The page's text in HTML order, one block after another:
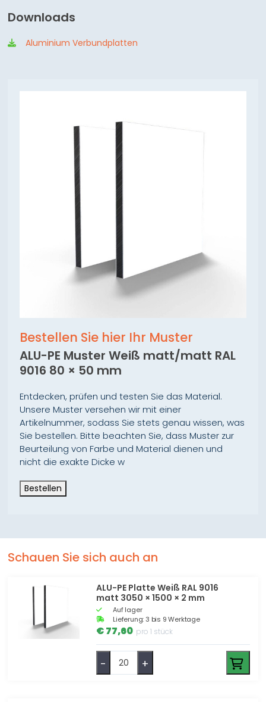
Downloads
Aluminium Verbundplatten
Bestellen Sie hier Ihr Muster
ALU-PE Muster Weiß matt/matt RAL
9016 80 × 50 mm
Entdecken, prüfen und testen Sie das Material.
Unsere Muster versehen wir mit einer
Artikelnummer, sodass Sie stets genau wissen, was
Sie bestellen. Bitte beachten Sie, dass Muster zur
Beurteilung von Farbe und Material dienen und
nicht die exakte Dicke w
Bestellen
Schauen Sie sich auch an
ALU-PE Platte Weiß RAL 9016
matt 3050 × 1500 × 2 mm
Auf lager
Lieferung: 3 bis 9 Werktage
€ 77,60 pro 1 stück
- +